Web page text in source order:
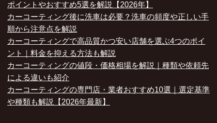
ポイントやおすすめ5選を解説【2026年】
カーコーティング後に洗車は必要？洗車の頻度や正しい手
順から注意点を解説
カーコーティングで高品質かつ安い店舗を選ぶ4つのポイ
ント｜料金を抑える方法も解説
カーコーティングの値段・価格相場を解説｜種類や依頼先
による違いも紹介
カーコーティングの専門店・業者おすすめ10選｜選定基準
や種類も解説【2026年最新】